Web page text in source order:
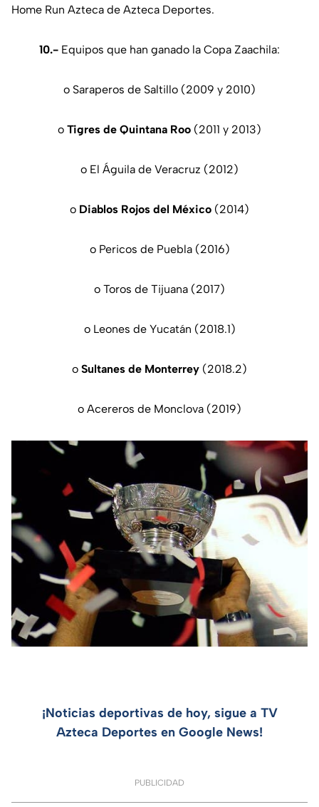
Home Run Azteca de Azteca Deportes.
10.- Equipos que han ganado la Copa Zaachila:
o Saraperos de Saltillo (2009 y 2010)
o Tigres de Quintana Roo (2011 y 2013)
o El Águila de Veracruz (2012)
o Diablos Rojos del México (2014)
o Pericos de Puebla (2016)
o Toros de Tijuana (2017)
o Leones de Yucatán (2018.1)
o Sultanes de Monterrey (2018.2)
o Acereros de Monclova (2019)
¡Noticias deportivas de hoy, sigue a TV
Azteca Deportes en Google News!
PUBLICIDAD